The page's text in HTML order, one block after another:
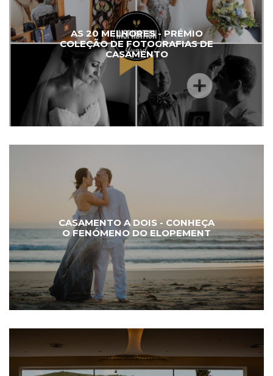
AS 20 MELHORES - PRÉMIO
COLEÇÃO DE FOTOGRAFIAS DE
CASAMENTO
CASAMENTO A DOIS - CONHEÇA
O FENÓMENO DO ELOPEMENT